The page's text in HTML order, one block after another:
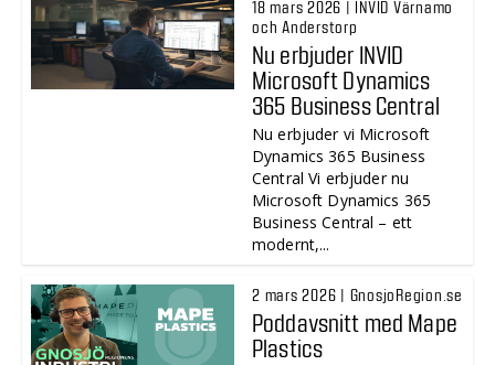
18 mars 2026 | INVID Värnamo
och Anderstorp
Nu erbjuder INVID
Microsoft Dynamics
365 Business Central
Nu erbjuder vi Microsoft
Dynamics 365 Business
Central Vi erbjuder nu
Microsoft Dynamics 365
Business Central – ett
modernt,...
2 mars 2026 | GnosjoRegion.se
Poddavsnitt med Mape
Plastics